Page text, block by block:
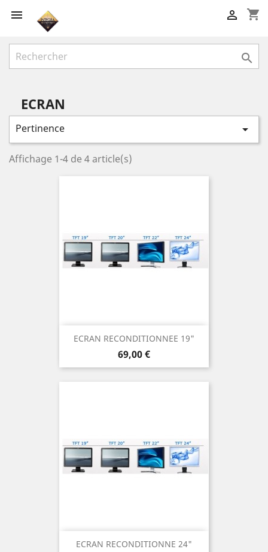
 shopping_cart


ECRAN
Pertinence 
Affichage 1-4 de 4 article(s)
ECRAN RECONDITIONNEE 19"
Prix
69,00 €
ECRAN RECONDITIONNE 24"